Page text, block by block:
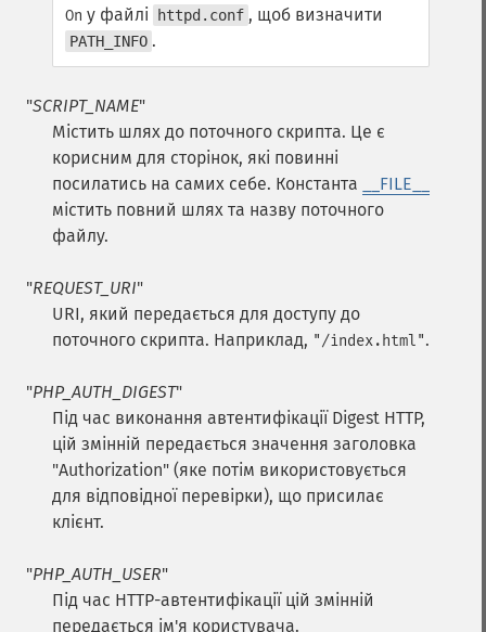
On у файлі httpd.conf , щоб визначити
PATH_INFO .
"SCRIPT_NAME"
Містить шлях до поточного скрипта. Це є
корисним для сторінок, які повинні
посилатись на самих себе. Константа
__FILE__
містить повний шлях та назву поточного
файлу.
"REQUEST_URI"
URI, який передається для доступу до
поточного скрипта. Наприклад, "/index.html".
"PHP_AUTH_DIGEST"
Під час виконання автентифікації Digest HTTP,
цій змінній передається значення заголовка
"Authorization" (яке потім використовується
для відповідної перевірки), що присилає
клієнт.
"PHP_AUTH_USER"
Під час HTTP-автентифікації цій змінній
передається ім'я користувача.